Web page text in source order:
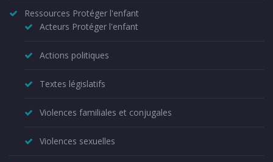
Ressources Protéger l'enfant
Acteurs Protéger l'enfant
Actions politiques
Textes législatifs
Violences familiales et conjugales
Violences sexuelles